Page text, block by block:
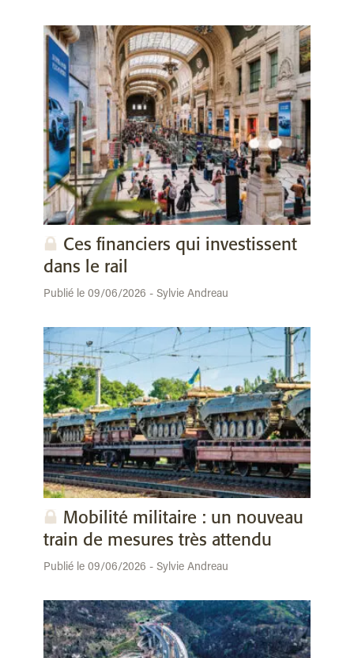
Ces financiers qui investissent
dans le rail
Publié le 09/06/2026 - Sylvie Andreau
Mobilité militaire : un nouveau
train de mesures très attendu
Publié le 09/06/2026 - Sylvie Andreau